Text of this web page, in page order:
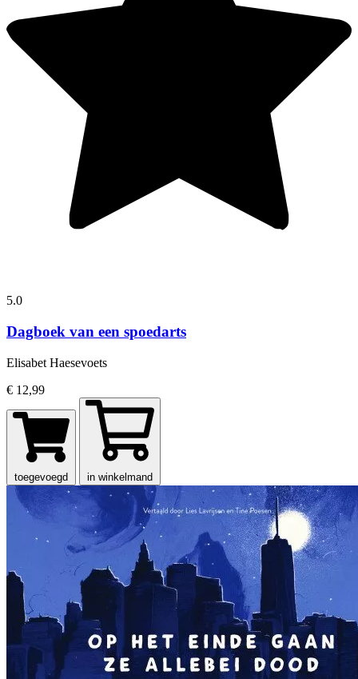
5.0
Dagboek van een spoedarts
Elisabet Haesevoets
€ 12,99
toegevoegd in winkelmand